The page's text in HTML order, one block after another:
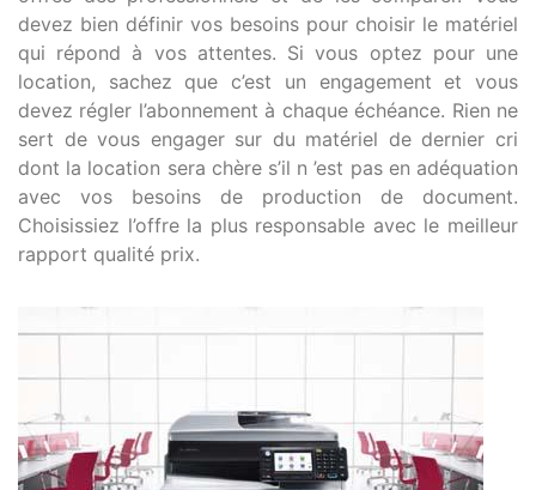
devez bien définir vos besoins pour choisir le matériel
qui répond à vos attentes. Si vous optez pour une
location, sachez que c’est un engagement et vous
devez régler l’abonnement à chaque échéance. Rien ne
sert de vous engager sur du matériel de dernier cri
dont la location sera chère s’il n ’est pas en adéquation
avec vos besoins de production de document.
Choisissiez l’offre la plus responsable avec le meilleur
rapport qualité prix.